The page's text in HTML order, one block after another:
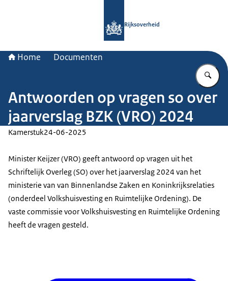
Rijksoverheid
Home Documenten
Antwoorden op vragen so over
jaarverslag BZK (VRO) 2024
Kamerstuk24-06-2025
Minister Keijzer (VRO) geeft antwoord op vragen uit het
Schriftelijk Overleg (SO) over het jaarverslag 2024 van het
ministerie van van Binnenlandse Zaken en Koninkrijksrelaties
(onderdeel Volkshuisvesting en Ruimtelijke Ordening). De
vaste commissie voor Volkshuisvesting en Ruimtelijke Ordening
heeft de vragen gesteld.